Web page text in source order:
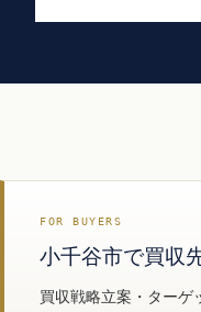
FOR BUYERS
小千谷市で買収
買収戦略立案・ターゲ